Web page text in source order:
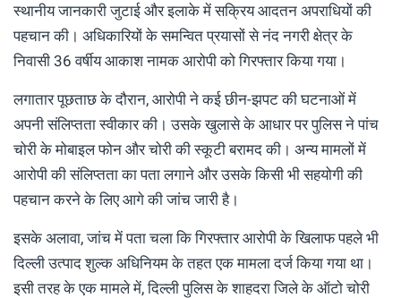
स्थानीय जानकारी जुटाई और इलाके में सक्रिय आदतन अपराधियों की
पहचान की। अधिकारियों के समन्वित प्रयासों से नंद नगरी क्षेत्र के
निवासी 36 वर्षीय आकाश नामक आरोपी को गिरफ्तार किया गया।
लगातार पूछताछ के दौरान, आरोपी ने कई छीन-झपट की घटनाओं में
अपनी संलिप्तता स्वीकार की। उसके खुलासे के आधार पर पुलिस ने पांच
चोरी के मोबाइल फोन और चोरी की स्कूटी बरामद की। अन्य मामलों में
आरोपी की संलिप्तता का पता लगाने और उसके किसी भी सहयोगी की
पहचान करने के लिए आगे की जांच जारी है।
इसके अलावा, जांच में पता चला कि गिरफ्तार आरोपी के खिलाफ पहले भी
दिल्ली उत्पाद शुल्क अधिनियम के तहत एक मामला दर्ज किया गया था।
इसी तरह के एक मामले में, दिल्ली पुलिस के शाहदरा जिले के ऑटो चोरी